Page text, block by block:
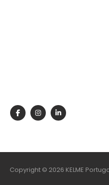
Copyright © 2026 KELME